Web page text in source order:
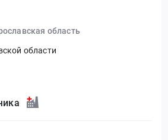
область
области